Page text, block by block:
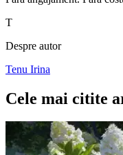
T
Despre autor
Tenu Irina
Cele mai citite